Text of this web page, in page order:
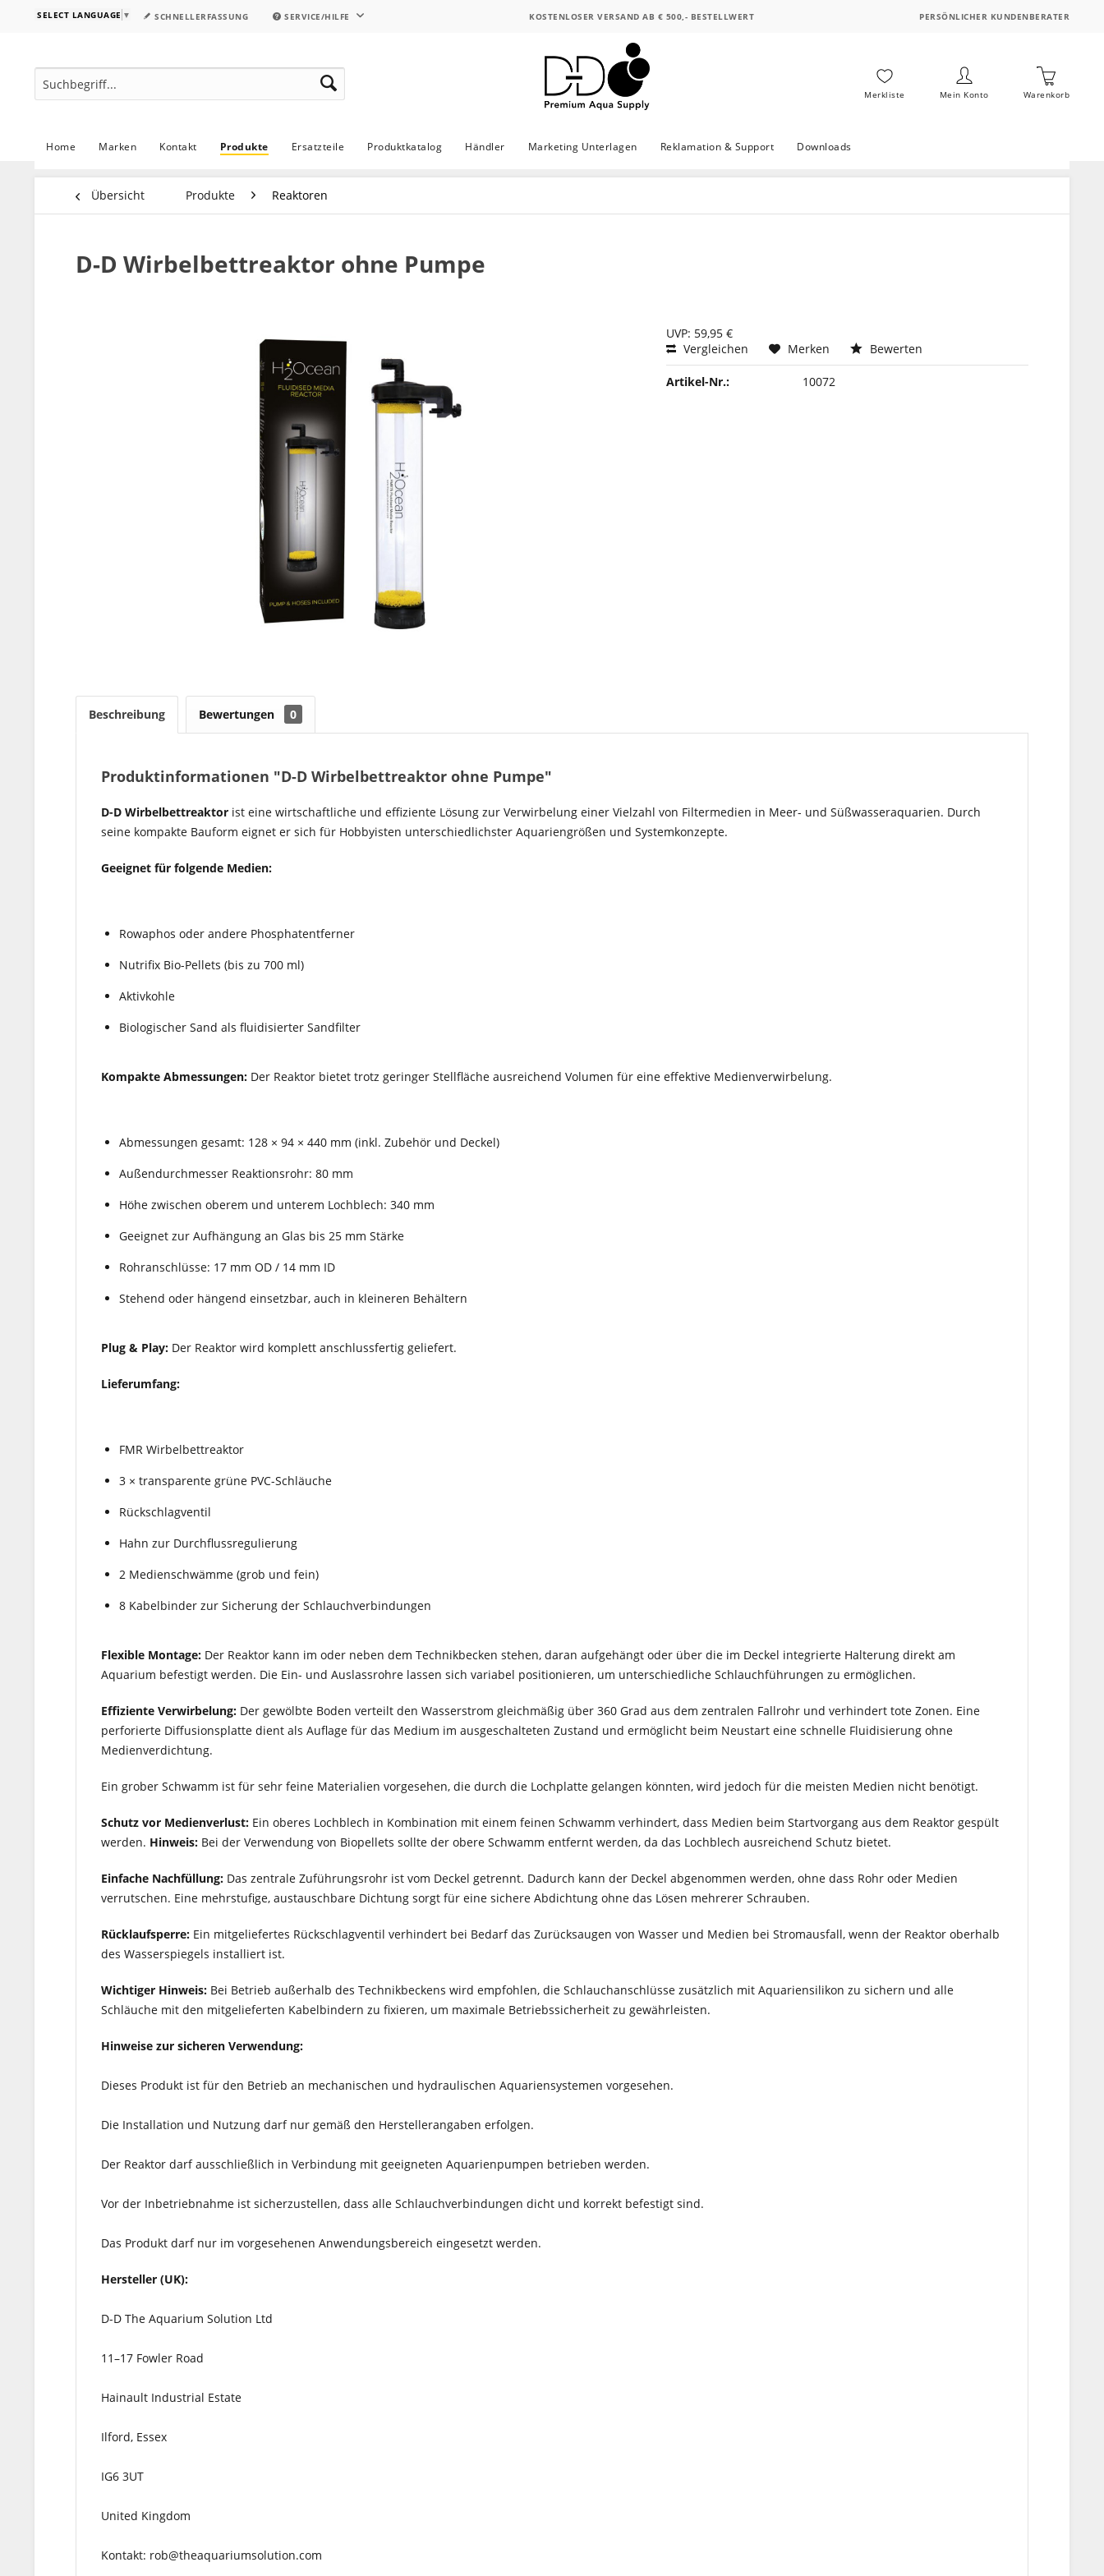
SELECT LANGUAGE ▼ SCHNELLERFASSUNG SERVICE/HILFE KOSTENLOSER VERSAND AB € 500,- BESTELLWERT PERSÖNLICHER KUNDENBERATER
Merkliste Mein Konto Warenkorb
Home Marken Kontakt Produkte Ersatzteile Produktkatalog Händler Marketing Unterlagen Reklamation & Support Downloads
Übersicht Produkte Reaktoren
D-D Wirbelbettreaktor ohne Pumpe
UVP: 59,95 €
Vergleichen
Merken Bewerten
Artikel-Nr.: 10072
Beschreibung Bewertungen 0
Produktinformationen "D-D Wirbelbettreaktor ohne Pumpe"
D-D Wirbelbettreaktor ist eine wirtschaftliche und effiziente Lösung zur Verwirbelung einer Vielzahl von Filtermedien in Meer- und Süßwasseraquarien. Durch
seine kompakte Bauform eignet er sich für Hobbyisten unterschiedlichster Aquariengrößen und Systemkonzepte.
Geeignet für folgende Medien:
Rowaphos oder andere Phosphatentferner
Nutrifix Bio-Pellets (bis zu 700 ml)
Aktivkohle
Biologischer Sand als fluidisierter Sandfilter
Kompakte Abmessungen: Der Reaktor bietet trotz geringer Stellfläche ausreichend Volumen für eine effektive Medienverwirbelung.
Abmessungen gesamt: 128 × 94 × 440 mm (inkl. Zubehör und Deckel)
Außendurchmesser Reaktionsrohr: 80 mm
Höhe zwischen oberem und unterem Lochblech: 340 mm
Geeignet zur Aufhängung an Glas bis 25 mm Stärke
Rohranschlüsse: 17 mm OD / 14 mm ID
Stehend oder hängend einsetzbar, auch in kleineren Behältern
Plug & Play: Der Reaktor wird komplett anschlussfertig geliefert.
Lieferumfang:
FMR Wirbelbettreaktor
3 × transparente grüne PVC-Schläuche
Rückschlagventil
Hahn zur Durchflussregulierung
2 Medienschwämme (grob und fein)
8 Kabelbinder zur Sicherung der Schlauchverbindungen
Flexible Montage: Der Reaktor kann im oder neben dem Technikbecken stehen, daran aufgehängt oder über die im Deckel integrierte Halterung direkt am
Aquarium befestigt werden. Die Ein- und Auslassrohre lassen sich variabel positionieren, um unterschiedliche Schlauchführungen zu ermöglichen.
Effiziente Verwirbelung: Der gewölbte Boden verteilt den Wasserstrom gleichmäßig über 360 Grad aus dem zentralen Fallrohr und verhindert tote Zonen. Eine
perforierte Diffusionsplatte dient als Auflage für das Medium im ausgeschalteten Zustand und ermöglicht beim Neustart eine schnelle Fluidisierung ohne
Medienverdichtung.
Ein grober Schwamm ist für sehr feine Materialien vorgesehen, die durch die Lochplatte gelangen könnten, wird jedoch für die meisten Medien nicht benötigt.
Schutz vor Medienverlust: Ein oberes Lochblech in Kombination mit einem feinen Schwamm verhindert, dass Medien beim Startvorgang aus dem Reaktor gespült
werden. Hinweis: Bei der Verwendung von Biopellets sollte der obere Schwamm entfernt werden, da das Lochblech ausreichend Schutz bietet.
Einfache Nachfüllung: Das zentrale Zuführungsrohr ist vom Deckel getrennt. Dadurch kann der Deckel abgenommen werden, ohne dass Rohr oder Medien
verrutschen. Eine mehrstufige, austauschbare Dichtung sorgt für eine sichere Abdichtung ohne das Lösen mehrerer Schrauben.
Rücklaufsperre: Ein mitgeliefertes Rückschlagventil verhindert bei Bedarf das Zurücksaugen von Wasser und Medien bei Stromausfall, wenn der Reaktor oberhalb
des Wasserspiegels installiert ist.
Wichtiger Hinweis: Bei Betrieb außerhalb des Technikbeckens wird empfohlen, die Schlauchanschlüsse zusätzlich mit Aquariensilikon zu sichern und alle
Schläuche mit den mitgelieferten Kabelbindern zu fixieren, um maximale Betriebssicherheit zu gewährleisten.
Hinweise zur sicheren Verwendung:
Dieses Produkt ist für den Betrieb an mechanischen und hydraulischen Aquariensystemen vorgesehen.
Die Installation und Nutzung darf nur gemäß den Herstellerangaben erfolgen.
Der Reaktor darf ausschließlich in Verbindung mit geeigneten Aquarienpumpen betrieben werden.
Vor der Inbetriebnahme ist sicherzustellen, dass alle Schlauchverbindungen dicht und korrekt befestigt sind.
Das Produkt darf nur im vorgesehenen Anwendungsbereich eingesetzt werden.
Hersteller (UK):
D-D The Aquarium Solution Ltd
11–17 Fowler Road
Hainault Industrial Estate
Ilford, Essex
IG6 3UT
United Kingdom
Kontakt: rob@theaquariumsolution.com